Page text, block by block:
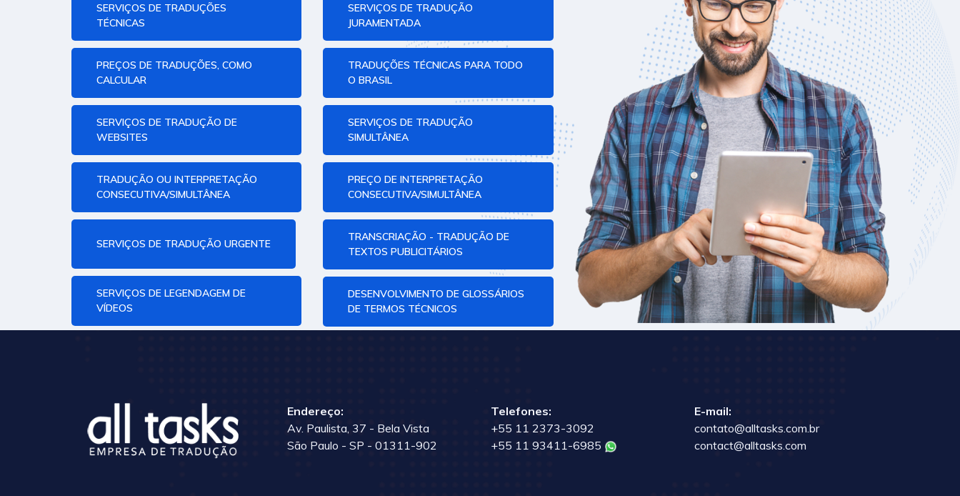
SERVIÇOS DE TRADUÇÕES
TÉCNICAS
PREÇOS DE TRADUÇÕES, COMO
CALCULAR
SERVIÇOS DE TRADUÇÃO DE
WEBSITES
TRADUÇÃO OU INTERPRETAÇÃO
CONSECUTIVA/SIMULTÂNEA
SERVIÇOS DE TRADUÇÃO URGENTE
SERVIÇOS DE LEGENDAGEM DE
VÍDEOS
SERVIÇOS DE TRADUÇÃO
JURAMENTADA
TRADUÇÕES TÉCNICAS PARA TODO
O BRASIL
SERVIÇOS DE TRADUÇÃO
SIMULTÂNEA
PREÇO DE INTERPRETAÇÃO
CONSECUTIVA/SIMULTÂNEA
TRANSCRIAÇÃO - TRADUÇÃO DE
TEXTOS PUBLICITÁRIOS
DESENVOLVIMENTO DE GLOSSÁRIOS
DE TERMOS TÉCNICOS
Endereço:
Av. Paulista, 37 - Bela Vista
São Paulo - SP - 01311-902
Telefones:
+55 11 2373-3092
+55 11 93411-6985
E-mail:
contato@alltasks.com.br
contact@alltasks.com